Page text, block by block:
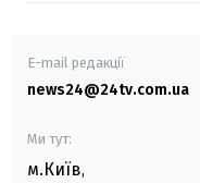
E-mail редакції
news24@24tv.com.ua
Ми тут:
м.Київ,